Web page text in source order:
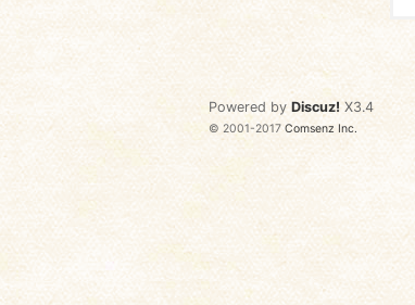
Powered by Discuz! X3.4
© 2001-2017Comsenz Inc.